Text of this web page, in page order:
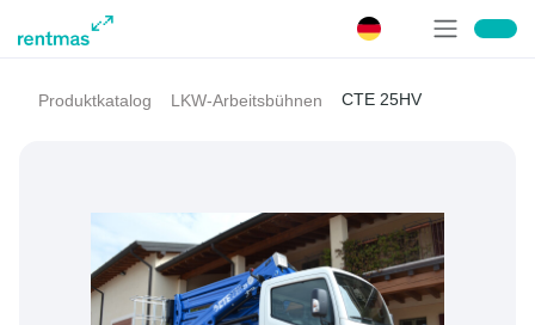
Produktkatalog LKW-Arbeitsbühnen CTE 25HV